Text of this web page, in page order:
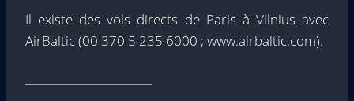
Il existe des vols directs de Paris à Vilnius avec
AirBaltic (00 370 5 235 6000 ; www.airbaltic.com).